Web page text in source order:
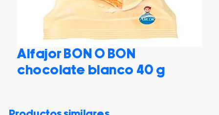
Alfajor BON O BON
chocolate blanco 40 g